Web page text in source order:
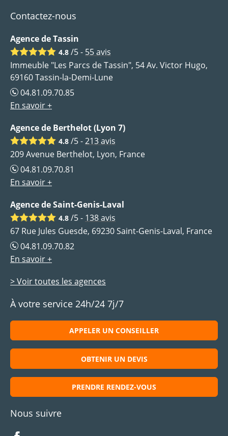
Contactez-nous
Agence de Tassin
4.8 /5 - 55avis
Immeuble "Les Parcs de Tassin", 54 Av. Victor Hugo,
69160 Tassin-la-Demi-Lune
04.81.09.70.85
En savoir +
Agence de Berthelot (Lyon 7)
4.8 /5 -213avis
209 Avenue Berthelot, Lyon, France
04.81.09.70.81
En savoir +
Agence de Saint-Genis-Laval
4.8 /5 - 138avis
67 Rue Jules Guesde, 69230 Saint-Genis-Laval, France
04.81.09.70.82
En savoir +
> Voir toutes les agences
À votre service 24h/24 7j/7
APPELER UN CONSEILLER
OBTENIR UN DEVIS
PRENDRE RENDEZ-VOUS
Nous suivre